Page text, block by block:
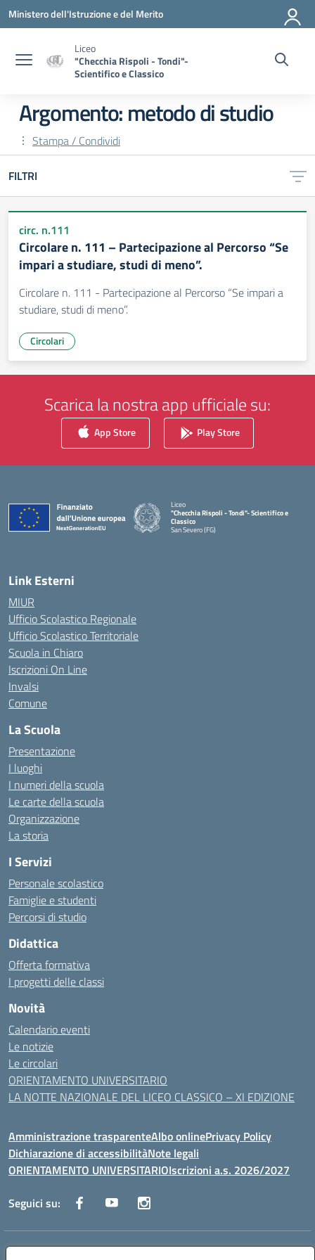
Vai ai contenuti
Vai al menu di navigazione
Vai al footer
Ministero dell'Istruzione e del Merito
Liceo
"Checchia Rispoli - Tondi"-
Scientifico e Classico
Argomento: metodo di studio
Stampa / Condividi
FILTRI
circ. n.111
Circolare n. 111 – Partecipazione al Percorso “Se
impari a studiare, studi di meno”.
Circolare n. 111 - Partecipazione al Percorso “Se impari a
studiare, studi di meno”.
Circolari
Scarica la nostra app ufficiale su:
App Store Play Store
Liceo
"Checchia Rispoli - Tondi"- Scientifico e
Classico
San Severo (FG)
Link Esterni
MIUR
Ufficio Scolastico Regionale
Ufficio Scolastico Territoriale
Scuola in Chiaro
Iscrizioni On Line
Invalsi
Comune
La Scuola
Presentazione
I luoghi
I numeri della scuola
Le carte della scuola
Organizzazione
La storia
I Servizi
Personale scolastico
Famiglie e studenti
Percorsi di studio
Didattica
Offerta formativa
I progetti delle classi
Novità
Calendario eventi
Le notizie
Le circolari
ORIENTAMENTO UNIVERSITARIO
LA NOTTE NAZIONALE DEL LICEO CLASSICO – XI EDIZIONE
Amministrazione trasparenteAlbo onlinePrivacy Policy
Dichiarazione di accessibilitàNote legali
ORIENTAMENTO UNIVERSITARIOIscrizioni a.s. 2026/2027
Seguici su:
Indirizzo: